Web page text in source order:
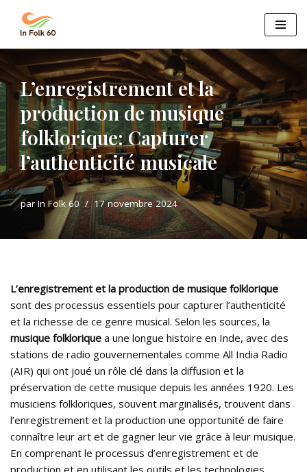
Aller
au
contenu
L’enregistrement et la
production de musique
folklorique: Capturer
l’authenticité musicale
par In Folk 60 17 novembre 2024
L’enregistrement et la production de musique folklorique
sont des processus essentiels pour capturer l’authenticité
et la richesse de ce genre musical. Selon les sources, la
musique folklorique a une longue histoire en Inde, avec des
stations de radio gouvernementales comme All India Radio
(AIR) qui ont joué un rôle clé dans la diffusion et la
préservation de cette musique depuis les années 1920. Les
musiciens folkloriques, souvent marginalisés, trouvent dans
l’enregistrement et la production une opportunité de faire
connaître leur art et de gagner leur vie grâce à leur musique.
En comprenant le processus d’enregistrement et de